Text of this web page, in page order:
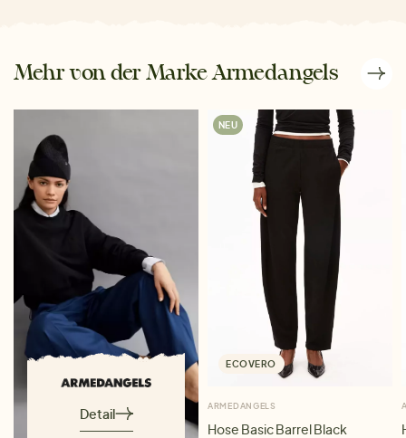
Mehr von der Marke Armedangels
Detail
NEU
ECOVERO
ARMEDANGELS
Hose Basic Barrel Black